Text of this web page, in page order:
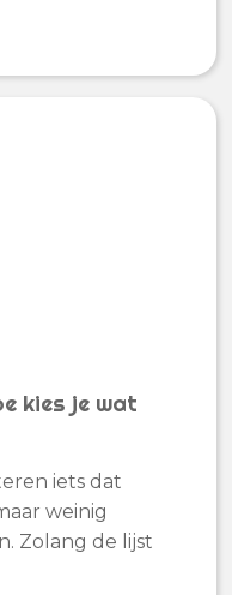
kies je wat
iets dat
weinig
Zolang de lijst